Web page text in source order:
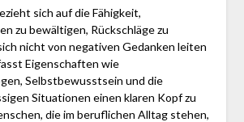
sich auf die Fähigkeit,
zu bewältigen, Rückschläge zu
nicht von negativen Gedanken leiten
Eigenschaften wie
Selbstbewusstsein und die
Situationen einen klaren Kopf zu
die im beruflichen Alltag stehen,